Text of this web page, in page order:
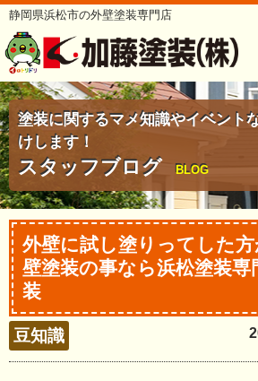
静岡県浜松市の外壁塗装専門店
塗装に関するマメ知識やイベント
けします！
スタッフブログ BLOG
外壁に試し塗りってした
壁塗装の事なら浜松塗装専
装
豆知識